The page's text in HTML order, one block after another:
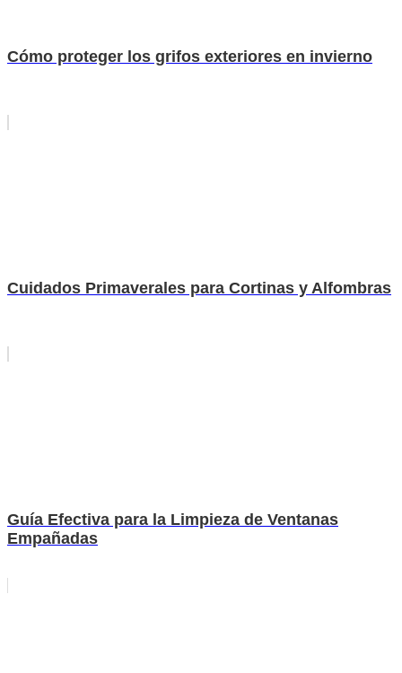
Cómo proteger los grifos exteriores en invierno
Cuidados Primaverales para Cortinas y Alfombras
Guía Efectiva para la Limpieza de Ventanas
Empañadas